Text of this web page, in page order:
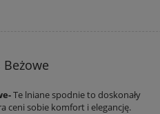
Te lniane spodnie to doskonały
ceni sobie komfort i elegancję.